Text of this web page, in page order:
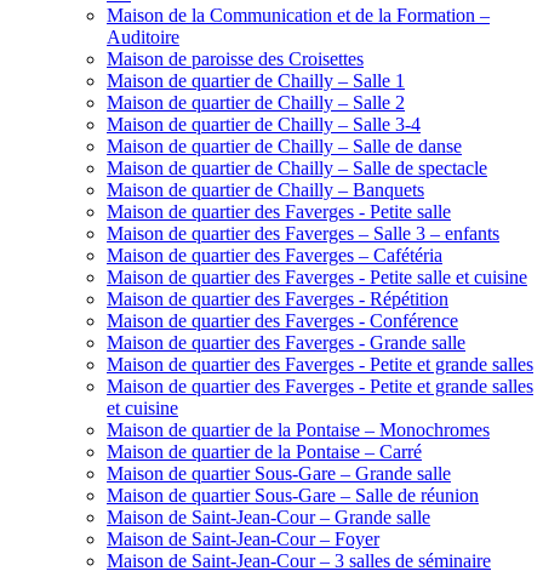
Maison de la Communication et de la Formation –
Auditoire
Maison de paroisse des Croisettes
Maison de quartier de Chailly – Salle 1
Maison de quartier de Chailly – Salle 2
Maison de quartier de Chailly – Salle 3-4
Maison de quartier de Chailly – Salle de danse
Maison de quartier de Chailly – Salle de spectacle
Maison de quartier de Chailly – Banquets
Maison de quartier des Faverges - Petite salle
Maison de quartier des Faverges – Salle 3 – enfants
Maison de quartier des Faverges – Cafétéria
Maison de quartier des Faverges - Petite salle et cuisine
Maison de quartier des Faverges - Répétition
Maison de quartier des Faverges - Conférence
Maison de quartier des Faverges - Grande salle
Maison de quartier des Faverges - Petite et grande salles
Maison de quartier des Faverges - Petite et grande salles
et cuisine
Maison de quartier de la Pontaise – Monochromes
Maison de quartier de la Pontaise – Carré
Maison de quartier Sous-Gare – Grande salle
Maison de quartier Sous-Gare – Salle de réunion
Maison de Saint-Jean-Cour – Grande salle
Maison de Saint-Jean-Cour – Foyer
Maison de Saint-Jean-Cour – 3 salles de séminaire